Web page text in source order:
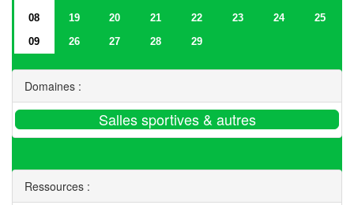
08
19 20 21 22 23 24
25
09
26 27 28 29
Domaines :
Ressources :